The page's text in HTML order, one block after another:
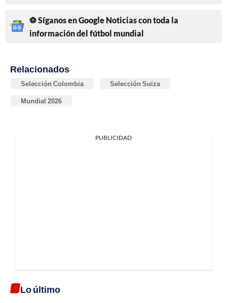
⚽ Síganos en Google Noticias con toda la
información del fútbol mundial
Relacionados
Selección Colombia Selección Suiza
Mundial 2026
PUBLICIDAD
Lo último